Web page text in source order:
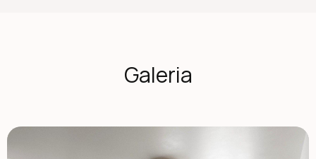
Galeria